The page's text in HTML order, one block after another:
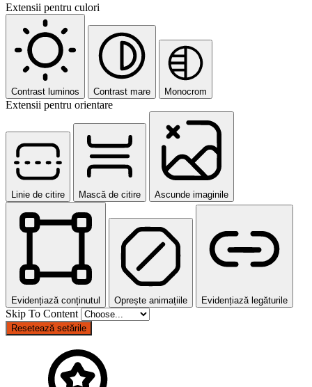
Extensii pentru culori
Contrast luminos Contrast mare Monocrom
Extensii pentru orientare
Linie de citire Mască de citire Ascunde imaginile
Evidențiază conținutul Oprește animațiile Evidențiază legăturile
Skip To Content
Resetează setările